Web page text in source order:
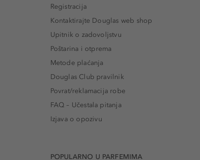
Registracija
Kontaktirajte Douglas web shop
Upitnik o zadovoljstvu
Poštarina i otprema
Metode plaćanja
Douglas Club pravilnik
Povrat/reklamacija robe
FAQ – Učestala pitanja
Izjava o opozivu
POPULARNO U PARFEMIMA